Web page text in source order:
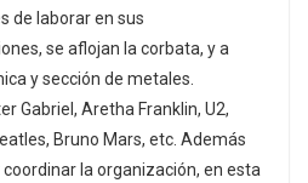
de laborar en sus
se aflojan la corbata, y a
y sección de metales.
Gabriel, Aretha Franklin, U2,
Bruno Mars, etc. Además
la organización, en esta